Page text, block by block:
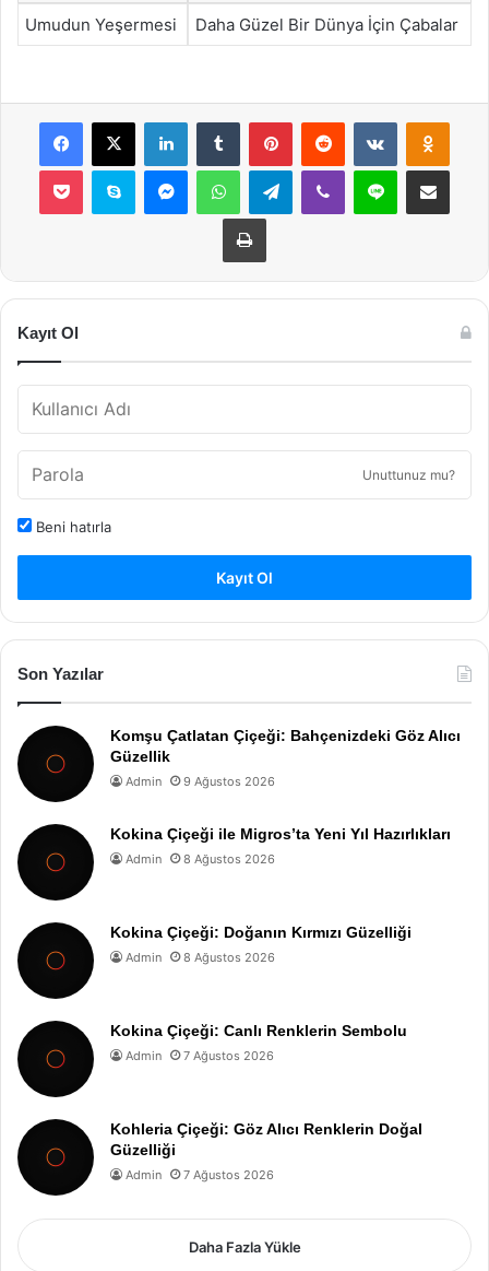
Umudun Yeşermesi Daha Güzel Bir Dünya İçin Çabalar
Facebook
X LinkedInTumblr PinterestReddit VKontakte
Pocket Skype MessengerWhatsAppTelegramViber Line E-Posta ile
Yazdır
Kayıt Ol
Unuttunuz mu?
Beni hatırla
Kayıt Ol
Son Yazılar
Komşu Çatlatan Çiçeği: Bahçenizdeki Göz Alıcı
Güzellik
Admin 9 Ağustos 2026
Kokina Çiçeği ile Migros’ta Yeni Yıl Hazırlıkları
Admin 8 Ağustos 2026
Kokina Çiçeği: Doğanın Kırmızı Güzelliği
Admin 8 Ağustos 2026
Kokina Çiçeği: Canlı Renklerin Sembolu
Admin 7 Ağustos 2026
Kohleria Çiçeği: Göz Alıcı Renklerin Doğal
Güzelliği
Admin 7 Ağustos 2026
Daha Fazla Yükle